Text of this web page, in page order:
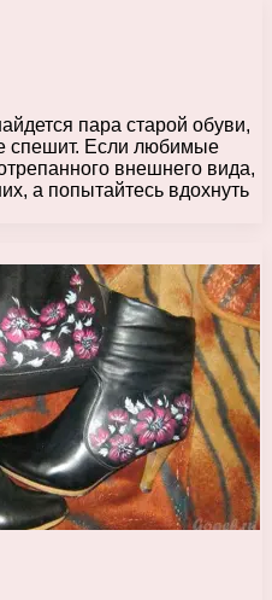
пара старой обуви,
спешит. Если любимые
внешнего вида,
а попытайтесь вдохнуть